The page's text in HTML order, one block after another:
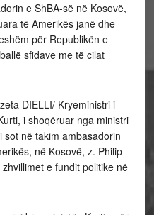
e ShBA-së në Kosovë,
të Amerikës janë dhe
për Republikën e
sfidave me të cilat
DIELLI/ Kryeministri i
i shoqëruar nga ministri
në takim ambasadorin
në Kosovë, z. Philip
e fundit politike në